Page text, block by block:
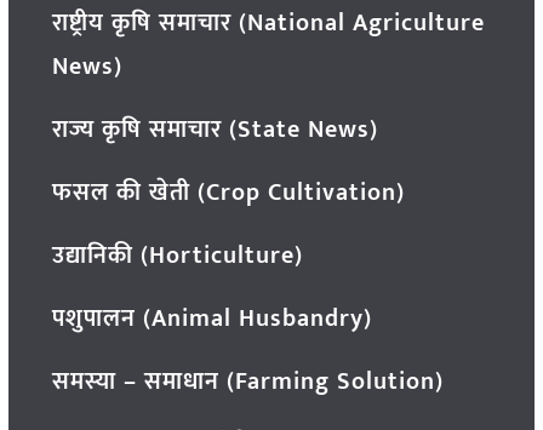
राष्ट्रीय कृषि समाचार (National Agriculture
News)
राज्य कृषि समाचार (State News)
फसल की खेती (Crop Cultivation)
उद्यानिकी (Horticulture)
पशुपालन (Animal Husbandry)
समस्या – समाधान (Farming Solution)